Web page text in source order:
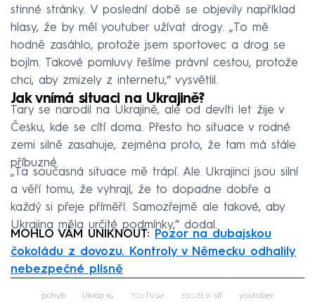
stinné stránky. V poslední době se objevily například
hlasy, že by měl youtuber užívat drogy. „To mě
hodně zasáhlo, protože jsem sportovec a drog se
bojím. Takové pomluvy řešíme právní cestou, protože
chci, aby zmizely z internetu,“ vysvětlil.
Jak vnímá situaci na Ukrajině?
Tary se narodil na Ukrajině, ale od devíti let žije v
Česku, kde se cítí doma. Přesto ho situace v rodné
zemi silně zasahuje, zejména proto, že tam má stále
příbuzné.
„Ta současná situace mě trápí. Ale Ukrajinci jsou silní
a věří tomu, že vyhrají, že to dopadne dobře a
každý si přeje příměří. Samozřejmě ale takové, aby
Ukrajina měla určité podmínky,“ dodal.
MOHLO VÁM UNIKNOUT: Pozor na dubajskou
čokoládu z dovozu. Kontroly v Německu odhalily
nebezpečné plísně
Failed to fetch
pohyb Ukrajina YouTube sociální síť youtuber